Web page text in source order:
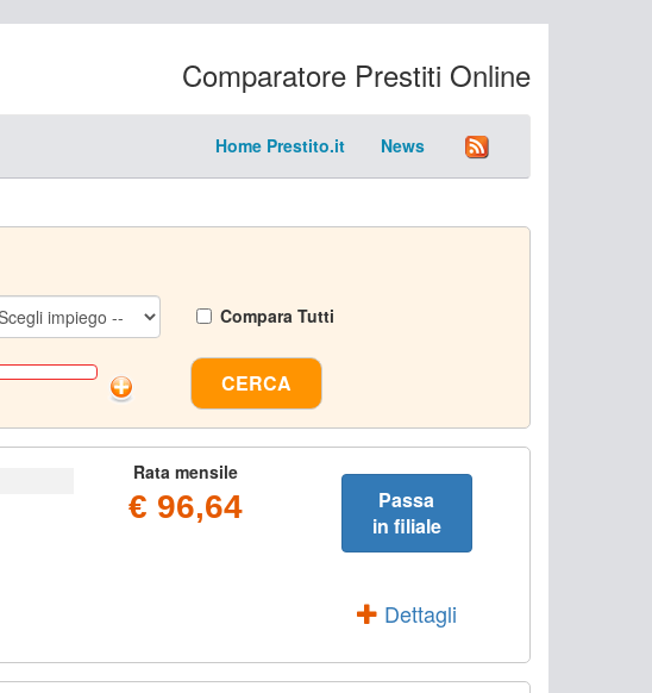
Comparatore Prestiti Online
Home Prestito.it News
Compara Tutti
CERCA
Rata mensile
€ 96,64
Passa
in filiale
Dettagli